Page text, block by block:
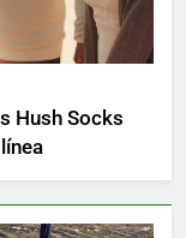
Hush Socks